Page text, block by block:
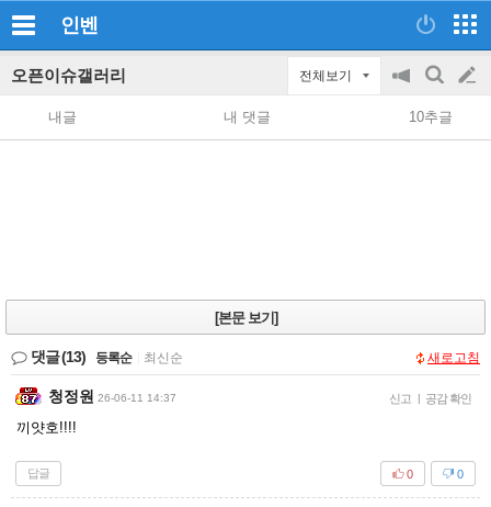
인벤
오픈이슈갤러리 전체보기
공
지
on/off
검
색
글
쓰
내글 내 댓글 10추글
[본문 보기]
댓글(13) 등록순 최신순 새로고침
청정원 26-06-11 14:37 신고 | 공감 확인
끼얏호!!!!
답글 0
0